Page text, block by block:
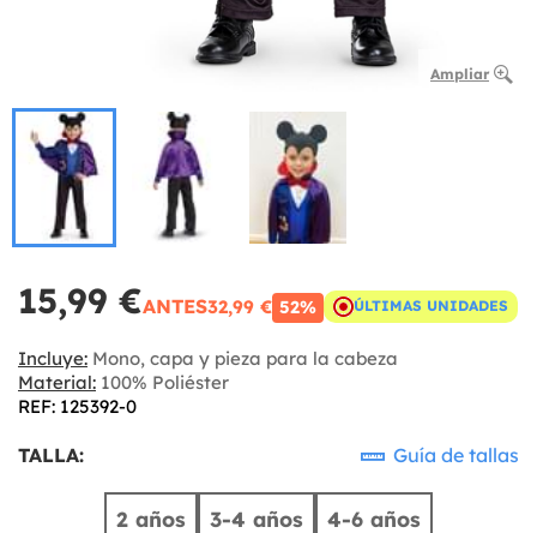
Ampliar
15,99 €ANTES32,99 € 52% ÚLTIMAS UNIDADES
Incluye: Mono, capa y pieza para la cabeza
Material: 100% Poliéster
REF: 125392-0
TALLA: Guía de tallas
2 años 3-4 años 4-6 años